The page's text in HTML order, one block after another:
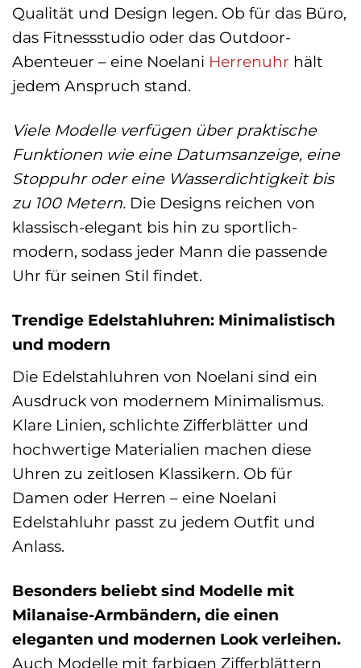
Qualität und Design legen. Ob für das Büro,
das Fitnessstudio oder das Outdoor-
Abenteuer – eine Noelani Herrenuhr hält
jedem Anspruch stand.
Viele Modelle verfügen über praktische
Funktionen wie eine Datumsanzeige, eine
Stoppuhr oder eine Wasserdichtigkeit bis
zu 100 Metern. Die Designs reichen von
klassisch-elegant bis hin zu sportlich-
modern, sodass jeder Mann die passende
Uhr für seinen Stil findet.
Trendige Edelstahluhren: Minimalistisch
und modern
Die Edelstahluhren von Noelani sind ein
Ausdruck von modernem Minimalismus.
Klare Linien, schlichte Zifferblätter und
hochwertige Materialien machen diese
Uhren zu zeitlosen Klassikern. Ob für
Damen oder Herren – eine Noelani
Edelstahluhr passt zu jedem Outfit und
Anlass.
Besonders beliebt sind Modelle mit
Milanaise-Armbändern, die einen
eleganten und modernen Look verleihen.
Auch Modelle mit farbigen Zifferblättern